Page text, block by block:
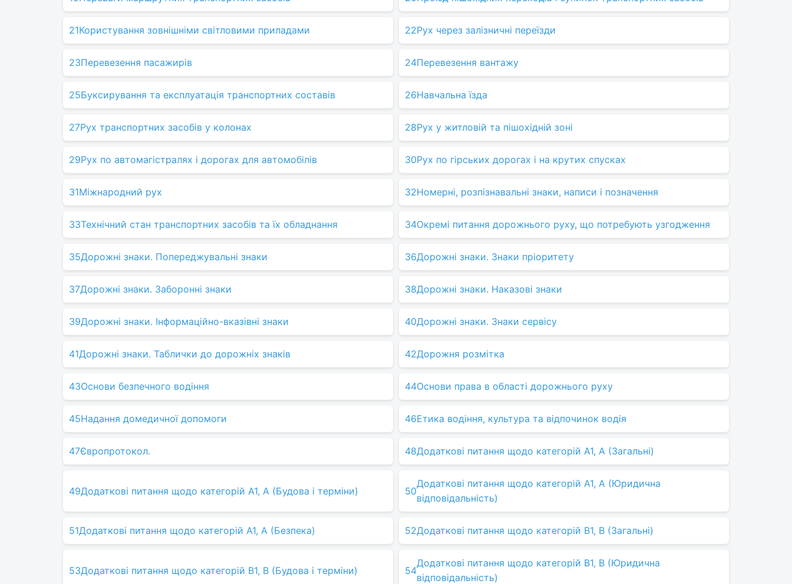
21Користування зовнішніми світловими приладами 22Рух через залізничні переїзди
23Перевезення пасажирів 24Перевезення вантажу
25Буксирування та експлуатація транспортних составів 26Навчальна їзда
27Рух транспортних засобів у колонах 28Рух у житловій та пішохідній зоні
29Рух по автомагістралях і дорогах для автомобілів 30Рух по гірських дорогах і на крутих спусках
31Міжнародний рух 32Номерні, розпізнавальні знаки, написи і позначення
33Технічний стан транспортних засобів та їх обладнання 34Окремі питання дорожнього руху, що потребують узгодження
35Дорожні знаки. Попереджувальні знаки 36Дорожні знаки. Знаки пріоритету
37Дорожні знаки. Заборонні знаки 38Дорожні знаки. Наказові знаки
39Дорожні знаки. Інформаційно-вказівні знаки 40Дорожні знаки. Знаки сервісу
41Дорожні знаки. Таблички до дорожніх знаків 42Дорожня розмітка
43Основи безпечного водіння 44Основи права в області дорожнього руху
45Надання домедичної допомоги 46Етика водіння, культура та відпочинок водія
47Європротокол. 48Додаткові питання щодо категорій A1, A (Загальні)
49Додаткові питання щодо категорій A1, A (Будова і терміни) 50
Додаткові питання щодо категорій A1, A (Юридична
відповідальність)
51Додаткові питання щодо категорій A1, A (Безпека) 52Додаткові питання щодо категорій B1, B (Загальні)
53Додаткові питання щодо категорій B1, B (Будова і терміни) 54
Додаткові питання щодо категорій B1, B (Юридична
відповідальність)